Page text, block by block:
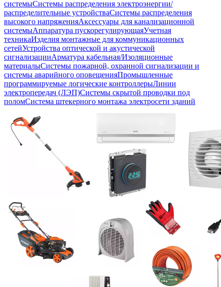
системыСистемы распределения электроэнергии/
распределительные устройстваСистемы распределения
высокого напряженияАксессуары для канализационной
системыАппаратура пускорегулирующаяУчетная
техникаИзделия монтажные для коммуникационных
сетейУстройства оптической и акустической
сигнализацииАрматура кабельная/Изоляционные
материалыСистемы пожарной, охранной сигнализации и
системы аварийного оповещенияПромышленные
программируемые логические контроллерыЛинии
электропередач (ЛЭП)Системы скрытой проводки под
поломСистема штекерного монтажа электросети зданий